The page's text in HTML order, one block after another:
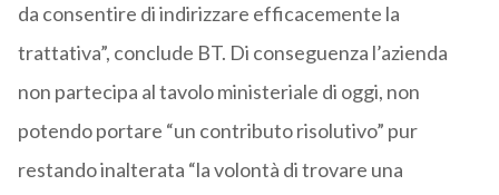
da consentire di indirizzare efficacemente la
trattativa”, conclude BT. Di conseguenza l’azienda
non partecipa al tavolo ministeriale di oggi, non
potendo portare “un contributo risolutivo” pur
restando inalterata “la volontà di trovare una